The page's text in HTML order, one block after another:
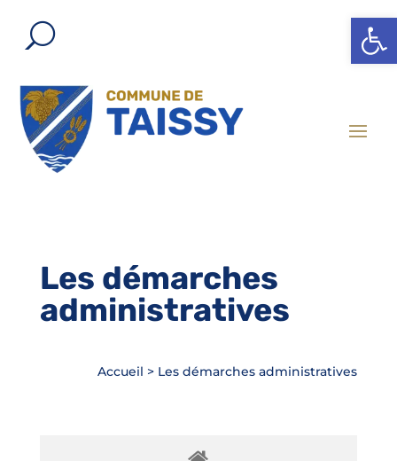
Ouvrir
Les démarches
administratives
Accueil > Les démarches administratives